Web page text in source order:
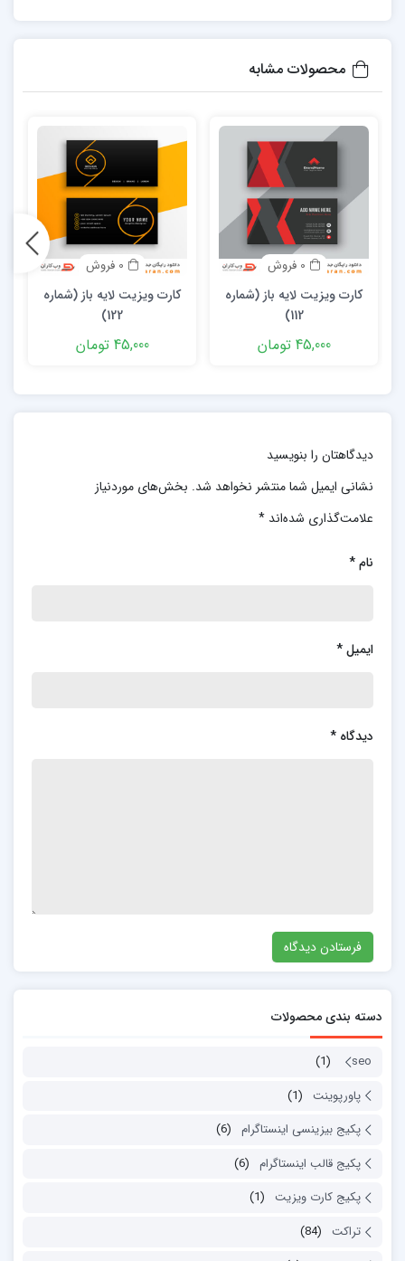
محصولات مشابه
0 فروش
کارت ویزیت لایه باز (شماره
112)
45,000 تومان
0 فروش
کارت ویزیت لایه باز (شماره
122)
45,000 تومان
دیدگاهتان را بنویسید
نشانی ایمیل شما منتشر نخواهد شد. بخش‌های موردنیاز
علامت‌گذاری شده‌اند *
نام*
ایمیل*
دیدگاه *
دسته بندی محصولات
seo
(1)
پاورپوینت
(1)
پکیج بیزینسی اینستاگرام (6)
پکیج قالب اینستاگرام (6)
پکیج کارت ویزیت
(1)
تراکت
(84)